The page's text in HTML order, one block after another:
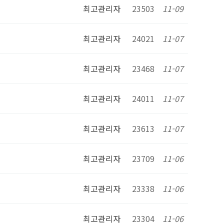
최고관리자 23503 11-09
최고관리자 24021 11-07
최고관리자 23468 11-07
최고관리자 24011 11-07
최고관리자 23613 11-07
최고관리자 23709 11-06
최고관리자 23338 11-06
최고관리자 23304 11-06